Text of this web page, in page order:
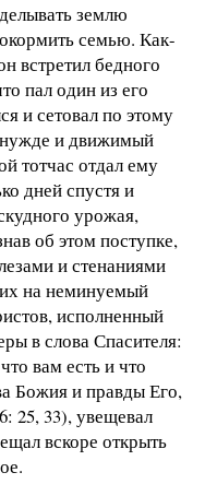
землю
семью. Как-
встретил бедного
пал один из его
и сетовал по этому
и движимый
тотчас отдал ему
дней спустя и
урожая,
об этом поступке,
и стенаниями
их на неминуемый
исполненный
в слова Спасителя:
вам есть и что
Божия и правды Его,
25, 33), увещевал
вскоре открыть